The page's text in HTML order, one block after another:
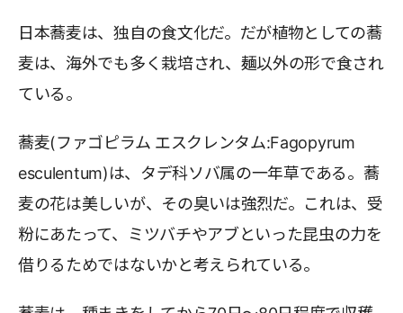
日本蕎麦は、独自の食文化だ。だが植物としての蕎
麦は、海外でも多く栽培され、麺以外の形で食され
ている。
蕎麦(ファゴピラム エスクレンタム:Fagopyrum
esculentum)は、タデ科ソバ属の一年草である。蕎
麦の花は美しいが、その臭いは強烈だ。これは、受
粉にあたって、ミツバチやアブといった昆虫の力を
借りるためではないかと考えられている。